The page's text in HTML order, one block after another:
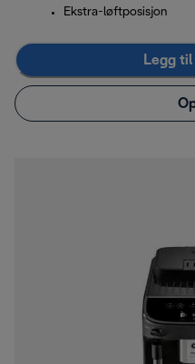
Ekstra-løftposisjon
Legg